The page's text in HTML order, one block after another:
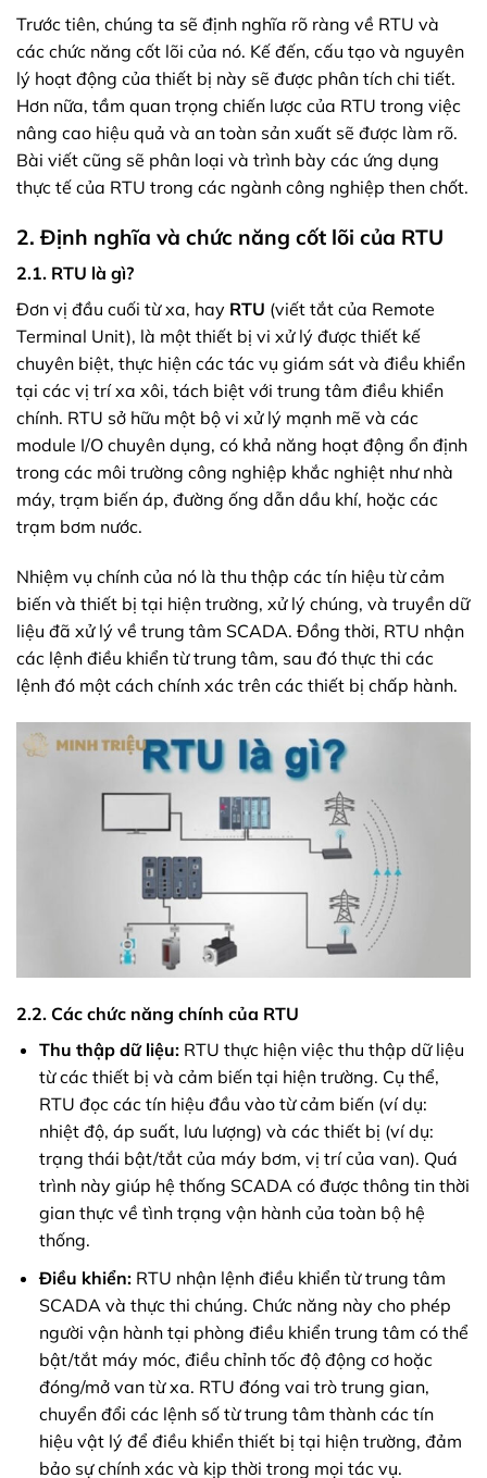
Trước tiên, chúng ta sẽ định nghĩa rõ ràng về RTU và
các chức năng cốt lõi của nó. Kế đến, cấu tạo và nguyên
lý hoạt động của thiết bị này sẽ được phân tích chi tiết.
Hơn nữa, tầm quan trọng chiến lược của RTU trong việc
nâng cao hiệu quả và an toàn sản xuất sẽ được làm rõ.
Bài viết cũng sẽ phân loại và trình bày các ứng dụng
thực tế của RTU trong các ngành công nghiệp then chốt.
2. Định nghĩa và chức năng cốt lõi của RTU
2.1. RTU là gì?
Đơn vị đầu cuối từ xa, hay RTU (viết tắt của Remote
Terminal Unit), là một thiết bị vi xử lý được thiết kế
chuyên biệt, thực hiện các tác vụ giám sát và điều khiển
tại các vị trí xa xôi, tách biệt với trung tâm điều khiển
chính. RTU sở hữu một bộ vi xử lý mạnh mẽ và các
module I/O chuyên dụng, có khả năng hoạt động ổn định
trong các môi trường công nghiệp khắc nghiệt như nhà
máy, trạm biến áp, đường ống dẫn dầu khí, hoặc các
trạm bơm nước.
Nhiệm vụ chính của nó là thu thập các tín hiệu từ cảm
biến và thiết bị tại hiện trường, xử lý chúng, và truyền dữ
liệu đã xử lý về trung tâm SCADA. Đồng thời, RTU nhận
các lệnh điều khiển từ trung tâm, sau đó thực thi các
lệnh đó một cách chính xác trên các thiết bị chấp hành.
2.2. Các chức năng chính của RTU
Thu thập dữ liệu:RTU thực hiện việc thu thập dữ liệu
từ các thiết bị và cảm biến tại hiện trường. Cụ thể,
RTU đọc các tín hiệu đầu vào từ cảm biến (ví dụ:
nhiệt độ, áp suất, lưu lượng) và các thiết bị (ví dụ:
trạng thái bật/tắt của máy bơm, vị trí của van). Quá
trình này giúp hệ thống SCADA có được thông tin thời
gian thực về tình trạng vận hành của toàn bộ hệ
thống.
Điều khiển:RTU nhận lệnh điều khiển từ trung tâm
SCADA và thực thi chúng. Chức năng này cho phép
người vận hành tại phòng điều khiển trung tâm có thể
bật/tắt máy móc, điều chỉnh tốc độ động cơ hoặc
đóng/mở van từ xa. RTU đóng vai trò trung gian,
chuyển đổi các lệnh số từ trung tâm thành các tín
hiệu vật lý để điều khiển thiết bị tại hiện trường, đảm
bảo sự chính xác và kịp thời trong mọi tác vụ.